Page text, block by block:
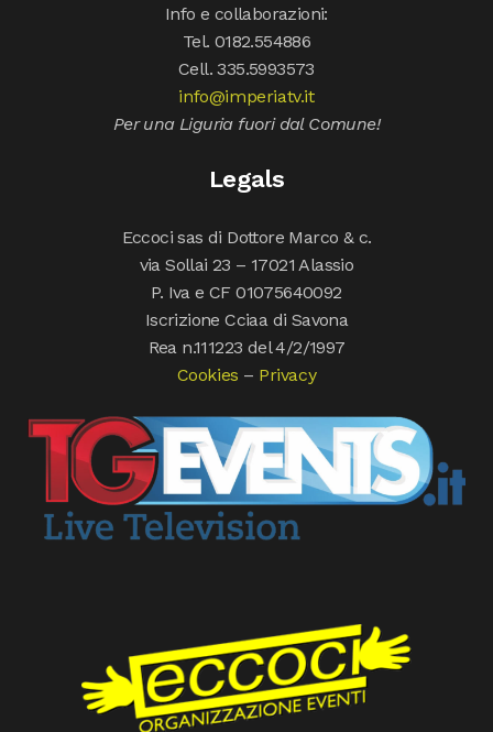
Info e collaborazioni:
Tel. 0182.554886
Cell. 335.5993573
info@imperiatv.it
Per una Liguria fuori dal Comune!
Legals
Eccoci sas di Dottore Marco & c.
via Sollai 23 – 17021 Alassio
P. Iva e CF 01075640092
Iscrizione Cciaa di Savona
Rea n.111223 del 4/2/1997
Cookies – Privacy